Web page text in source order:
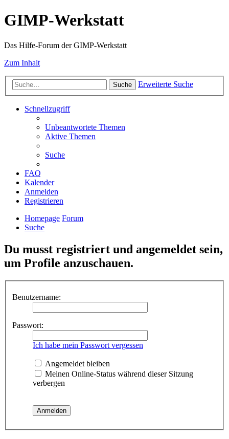
GIMP-Werkstatt
Das Hilfe-Forum der GIMP-Werkstatt
Zum Inhalt
Suche Erweiterte Suche
Schnellzugriff
Unbeantwortete Themen
Aktive Themen
Suche
FAQ
Kalender
Anmelden
Registrieren
Homepage Forum
Suche
Du musst registriert und angemeldet sein,
um Profile anzuschauen.
Benutzername:
Passwort:
Ich habe mein Passwort vergessen
Angemeldet bleiben
Meinen Online-Status während dieser Sitzung
verbergen